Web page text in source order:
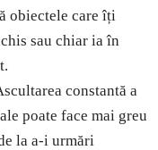
obiectele care îți
sau chiar ia în
constantă a
poate face mai greu
la a-i urmări